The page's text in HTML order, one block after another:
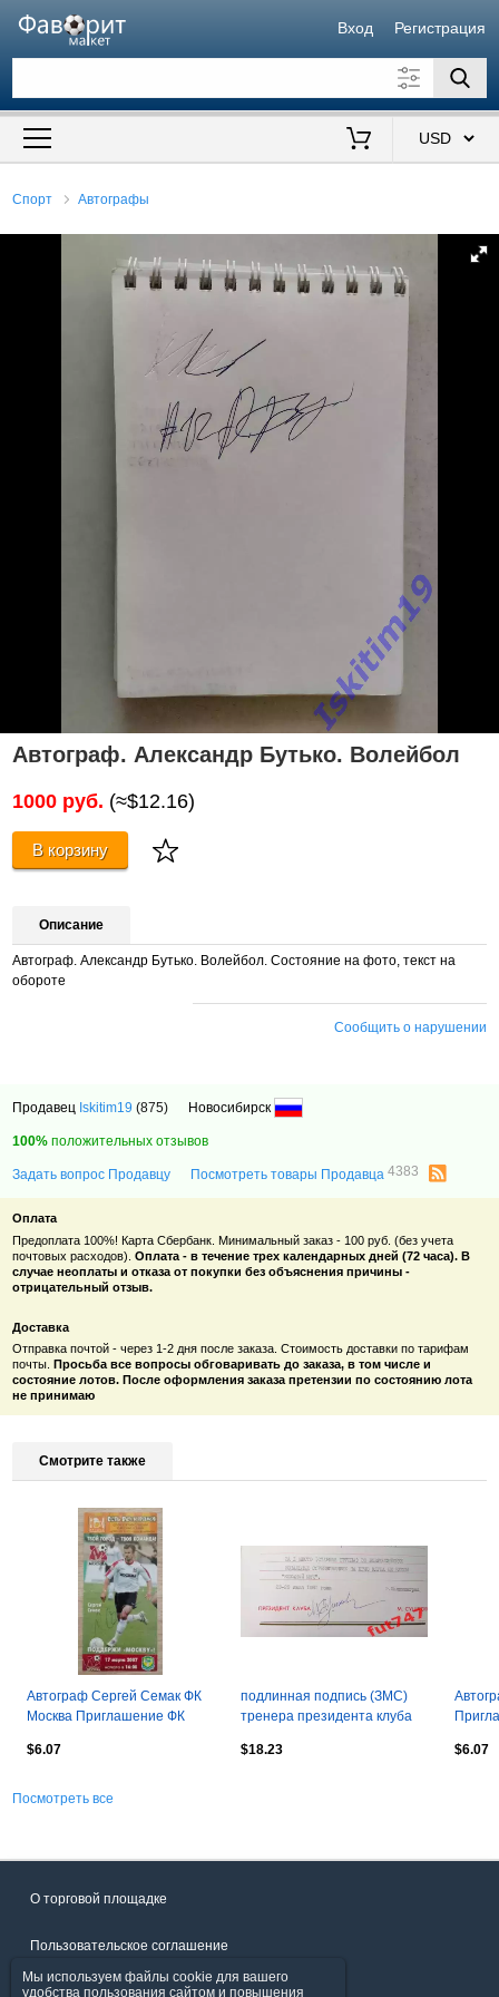
Вход Регистрация
Искать также в описании
Спорт Автографы
Автограф. Александр Бутько. Волейбол
1000 руб. (≈$12.16)
В корзину
Описание
Автограф. Александр Бутько. Волейбол. Состояние на фото, текст на
обороте
Сообщить о нарушении
Продавец Iskitim19 (875) Новосибирск
100% положительных отзывов
Задать вопрос Продавцу Посмотреть товары Продавца4383
Оплата
Предоплата 100%! Карта Сбербанк. Минимальный заказ - 100 руб. (без учета
почтовых расходов).Оплата - в течение трех календарных дней (72 часа). В
случае неоплаты и отказа от покупки без объяснения причины -
отрицательный отзыв.
Доставка
Отправка почтой - через 1-2 дня после заказа. Стоимость доставки по тарифам
почты.
Просьба все вопросы обговаривать до заказа, в том числе и
состояние лотов. После оформления заказа претензии по состоянию лота
не принимаю
Смотрите также
Автограф Сергей Семак ФК
Москва Приглашение ФК
$6.07
подлинная подпись (ЗМС)
тренера президента клуба
Сушкова....
$18.23
2006
$6.07
Посмотреть все
О торговой площадке
Пользовательское соглашение
Политика конфиденциальности
Мы используем файлы cookie для вашего
удобства пользования сайтом и повышения